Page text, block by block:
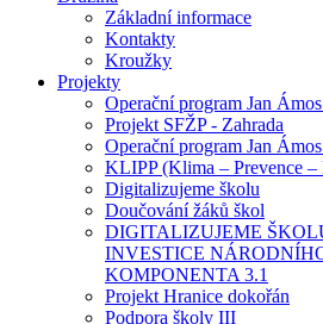
Základní informace
Kontakty
Kroužky
Projekty
Operační program Jan
Projekt SFŽP - Zahrada
Operační program Jan
KLIPP (Klima – Prevence –
Digitalizujeme školu
Doučování žáků škol
DIGITALIZUJEME
INVESTICE
KOMPONENTA 3.1
Projekt Hranice dokořán
Podpora školy III